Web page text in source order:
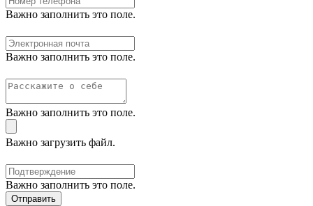
Важно заполнить это поле.
Важно заполнить это поле.
Важно заполнить это поле.
Важно загрузить файл.
Важно заполнить это поле.
Отправить